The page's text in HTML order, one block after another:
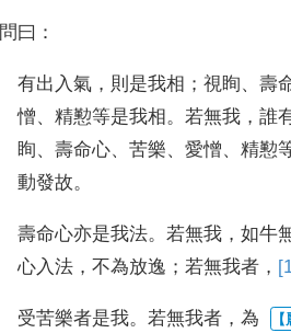
問曰 ：
有出入氣 ， 則是我相 ；視眴、壽
憎、精懃等是我相。若無我 ，誰
眴、壽命心、苦樂、愛憎、精懃
動發故。
壽命心亦是我法。若無我 ，如牛
心入法 ，不為放逸 ；若無我者 ，
受苦樂者是我。若無我者 ，為